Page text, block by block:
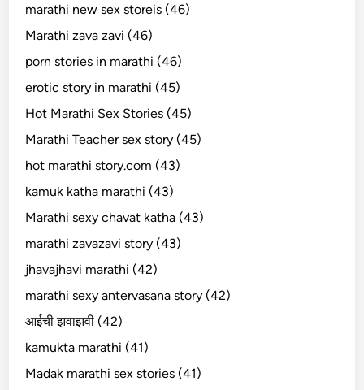
marathi new sex storeis (46)
Marathi zava zavi (46)
porn stories in marathi (46)
erotic story in marathi (45)
Hot Marathi Sex Stories (45)
Marathi Teacher sex story (45)
hot marathi story.com (43)
kamuk katha marathi (43)
Marathi sexy chavat katha (43)
marathi zavazavi story (43)
jhavajhavi marathi (42)
marathi sexy antervasana story (42)
आईची झवाझवी (42)
kamukta marathi (41)
Madak marathi sex stories (41)